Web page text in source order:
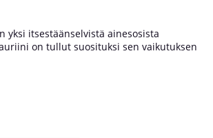
yksi itsestäänselvistä ainesosista
on tullut suosituksi sen vaikutuksen
ja energiatasoihin jopa arkipäiväisissä